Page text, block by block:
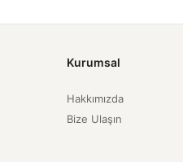
Kurumsal
Hakkımızda
Bize Ulaşın